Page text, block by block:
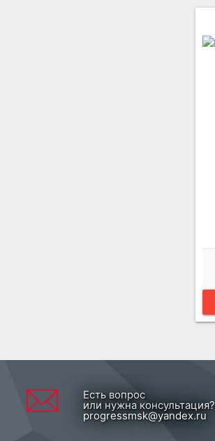
Есть вопрос
или нужна консультация?
progressmsk@yandex.ru